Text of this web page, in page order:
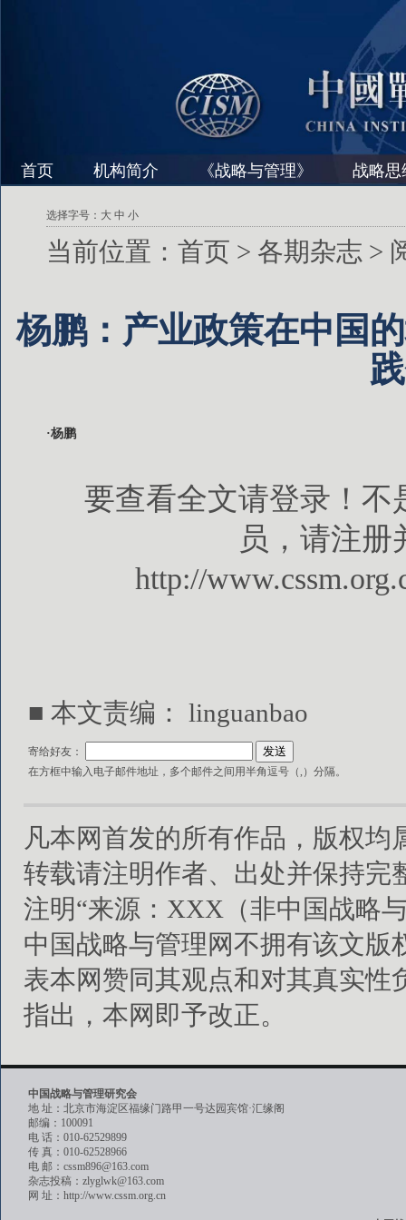
首页 机构简介 《战略与管理》 战略思
选择字号： 大 中 小
当前位置： 首页 > 各期杂志 >
杨鹏：产业政策在中国
·杨鹏
要查看全文请登录！不
员，请注册
http://
■ 本文责编： linguanbao
寄给好友：
在方框中输入电子邮件地址，多个邮件之间用半角逗号（,）分隔。
凡本网首发的所有作品，版权
转载请注明作者、出处并保持完
注明“来源：XXX（非中国战略
中国战略与管理网不拥有该文
表本网赞同其观点和对其真实
指出，本网即予改正。
中国战略与管理研究会
地 址：北京市海淀区福缘门路甲一号达园宾馆·汇缘阁
邮编：100091
电 话：010-62529899
传 真：010-62528966
电 邮：cssm896@163.com
杂志投稿：zlyglwk@163.com
网 址：http://www.cssm.org.cn